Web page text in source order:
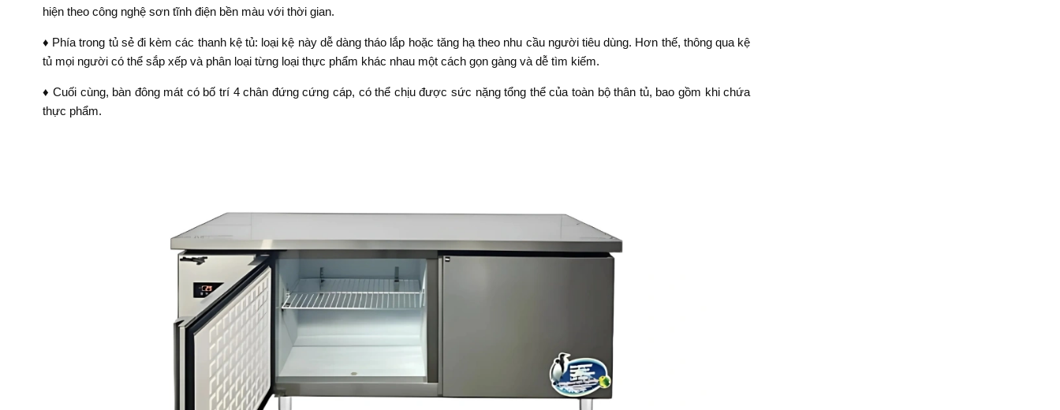
hiện theo công nghệ sơn tĩnh điện bền màu với thời gian.
♦ Phía trong tủ sẻ đi kèm các thanh kệ tủ: loại kệ này dễ dàng tháo lắp hoặc tăng hạ theo nhu cầu người tiêu dùng. Hơn thế, thông qua kệ
tủ mọi người có thể sắp xếp và phân loại từng loại thực phẩm khác nhau một cách gọn gàng và dễ tìm kiếm.
♦ Cuối cùng, bàn đông mát có bố trí 4 chân đứng cứng cáp, có thể chịu được sức nặng tổng thể của toàn bộ thân tủ, bao gồm khi chứa
thực phẩm.